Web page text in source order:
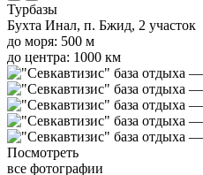
Турбазы
Бухта Инал, п. Бжид, 2 участок
до моря: 500 м
до центра: 1000 км
Посмотреть
все фотографии